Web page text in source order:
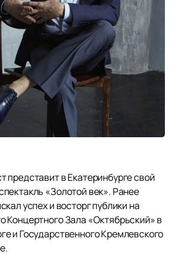
представит в Екатеринбурге свой
«Золотой век». Ранее
успех и восторг публики на
Концертного Зала «Октябрьский» в
и Государственного Кремлевского